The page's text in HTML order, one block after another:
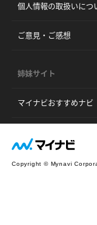
個人情報の取扱いにつ
ご意見・ご感想
姉妹サイト
マイナビおすすめナビ
Copyright © Mynavi